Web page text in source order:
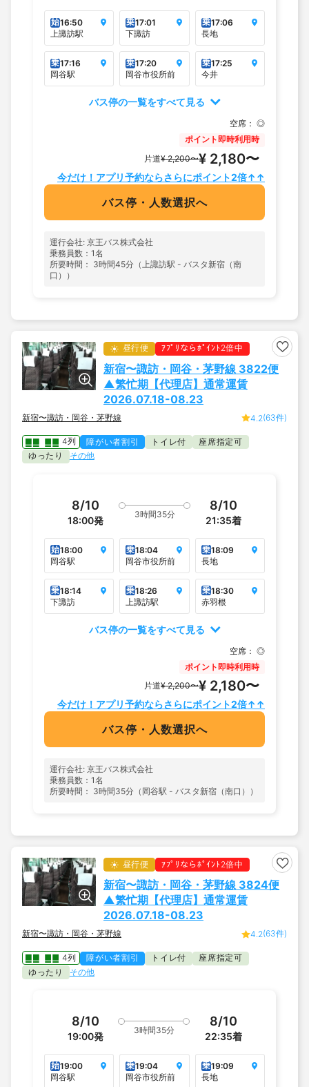
始16:50
上諏訪駅
乗17:01
下諏訪
乗17:06
長地
乗17:16
岡谷駅
乗17:20
岡谷市役所前
乗17:25
今井
バス停の一覧をすべて見る
空席： ◎
ポイント即時利用時
片道¥ 2,200〜¥ 2,180〜
今だけ！アプリ予約ならさらにポイント2倍↑↑
バス停・人数選択へ
運行会社: 京王バス株式会社
乗務員数：1名
所要時間： 3時間45分（上諏訪駅 - バスタ新宿（南
口））
昼行便 ｱﾌﾟﾘならﾎﾟｲﾝﾄ2倍中
新宿〜諏訪・岡谷・茅野線 3822便
▲繁忙期【代理店】通常運賃
2026.07.18-08.23
新宿〜諏訪・岡谷・茅野線 4.2(63件)
4列 障がい者割引 トイレ付
座席指定可
ゆったり
その他
8/10
18:00発
3時間35分
8/10
21:35着
始18:00
岡谷駅
乗18:04
岡谷市役所前
乗18:09
長地
乗18:14
下諏訪
乗18:26
上諏訪駅
乗18:30
赤羽根
バス停の一覧をすべて見る
空席： ◎
ポイント即時利用時
片道¥ 2,200〜¥ 2,180〜
今だけ！アプリ予約ならさらにポイント2倍↑↑
バス停・人数選択へ
運行会社: 京王バス株式会社
乗務員数：1名
所要時間： 3時間35分（岡谷駅 - バスタ新宿（南口））
昼行便 ｱﾌﾟﾘならﾎﾟｲﾝﾄ2倍中
新宿〜諏訪・岡谷・茅野線 3824便
▲繁忙期【代理店】通常運賃
2026.07.18-08.23
新宿〜諏訪・岡谷・茅野線 4.2(63件)
4列 障がい者割引 トイレ付
座席指定可
ゆったり
その他
8/10
19:00発
3時間35分
8/10
22:35着
始19:00
岡谷駅
乗19:04
岡谷市役所前
乗19:09
長地